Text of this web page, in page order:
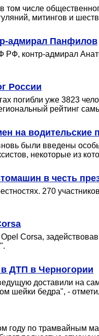
числе
митингов и
адмирал Панфилов
контр-адмирал
России
погибли уже 3823
рейтинг
на водительские
были введены
некоторые из
в честь
270
Corsa,
ДТП в Черногории
доставили на
шейки бедра", -
году по трамвайным